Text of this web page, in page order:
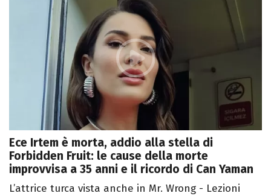
Ece Irtem è morta, addio alla stella di
Forbidden Fruit: le cause della morte
improvvisa a 35 anni e il ricordo di Can Yaman
L’attrice turca vista anche in Mr. Wrong - Lezioni